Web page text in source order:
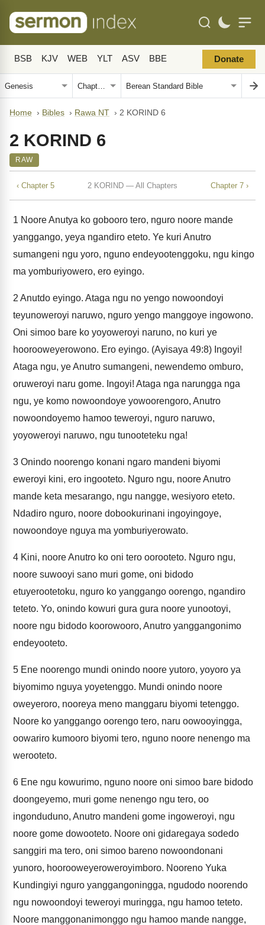
BSB KJV WEB YLT ASV BBE Donate
Home › Bibles › Rawa NT › 2 KORIND 6
2 KORIND 6
RAW
‹ Chapter 5 2 KORIND — All Chapters Chapter 7 ›
1 Noore Anutya ko gobooro tero, nguro noore mande
yanggango, yeya ngandiro eteto. Ye kuri Anutro
sumangeni ngu yoro, nguno endeyootenggoku, ngu kingo
ma yomburiyowero, ero eyingo.
2 Anutdo eyingo. Ataga ngu no yengo nowoondoyi
teyunoweroyi naruwo, nguro yengo manggoye ingowono.
Oni simoo bare ko yoyoweroyi naruno, no kuri ye
hoorooweyerowono. Ero eyingo. (Ayisaya 49:8) Ingoyi!
Ataga ngu, ye Anutro sumangeni, newendemo omburo,
oruweroyi naru gome. Ingoyi! Ataga nga narungga nga
ngu, ye komo nowoondoye yowoorengoro, Anutro
nowoondoyemo hamoo teweroyi, nguro naruwo,
yoyoweroyi naruwo, ngu tunooteteku nga!
3 Onindo noorengo konani ngaro mandeni biyomi
eweroyi kini, ero ingooteto. Nguro ngu, noore Anutro
mande keta mesarango, ngu nangge, wesiyoro eteto.
Ndadiro nguro, noore dobookurinani ingoyingoye,
nowoondoye nguya ma yomburiyerowato.
4 Kini, noore Anutro ko oni tero oorooteto. Nguro ngu,
noore suwooyi sano muri gome, oni bidodo
etuyerootetoku, nguro ko yanggango oorengo, ngandiro
teteto. Yo, onindo kowuri gura gura noore yunootoyi,
noore ngu bidodo koorowooro, Anutro yanggangonimo
endeyooteto.
5 Ene noorengo mundi onindo noore yutoro, yoyoro ya
biyomimo nguya yoyetenggo. Mundi onindo noore
oweyeroro, nooreya meno manggaru biyomi tetenggo.
Noore ko yanggango oorengo tero, naru oowooyingga,
oowariro kumooro biyomi tero, nguno noore nenengo ma
werooteto.
6 Ene ngu kowurimo, nguno noore oni simoo bare bidodo
doongeyemo, muri gome nenengo ngu tero, oo
ingonduduno, Anutro mandeni gome ingoweroyi, ngu
noore gome dowooteto. Noore oni gidaregaya sodedo
sanggiri ma tero, oni simoo bareno nowoondonani
yunoro, hoorooweyeroweroyimboro. Nooreno Yuka
Kundingiyi nguro yanggangoningga, ngudodo noorendo
ngu nowoondoyi teweroyi muringga, ngu hamoo teteto.
Noore manggonanimonggo ngu hamoo mande nangge,